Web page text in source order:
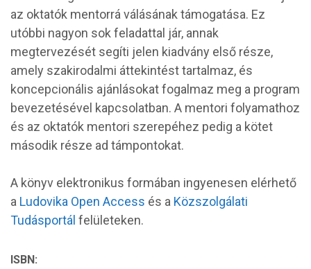
az oktatók mentorrá válásának támogatása. Ez
utóbbi nagyon sok feladattal jár, annak
megtervezését segíti jelen kiadvány első része,
amely szakirodalmi áttekintést tartalmaz, és
koncepcionális ajánlásokat fogalmaz meg a program
bevezetésével kapcsolatban. A mentori folyamathoz
és az oktatók mentori szerepéhez pedig a kötet
második része ad támpontokat.
A könyv elektronikus formában ingyenesen elérhető
a Ludovika Open Access és a Közszolgálati
Tudásportál felületeken.
ISBN: